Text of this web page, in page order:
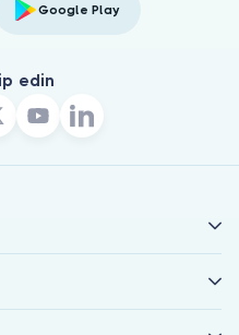
Google Play
edin